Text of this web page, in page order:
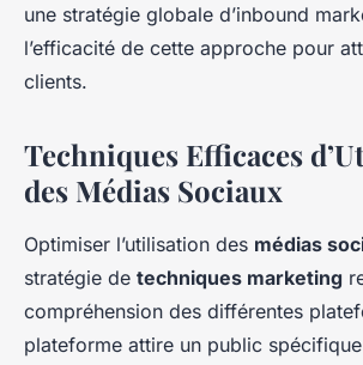
une stratégie globale d’inbound
l’efficacité de cette approche pour
clients.
Techniques Efficaces
des Médias Sociaux
Optimiser l’utilisation des médias
stratégie de techniques marketing
compréhension des différentes
plateforme attire un public